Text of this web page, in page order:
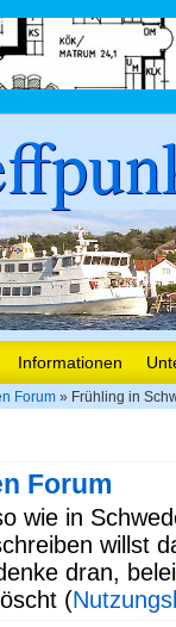
Informationen
Forum » Frühling in
Forum
wie in
willst
dran,
(